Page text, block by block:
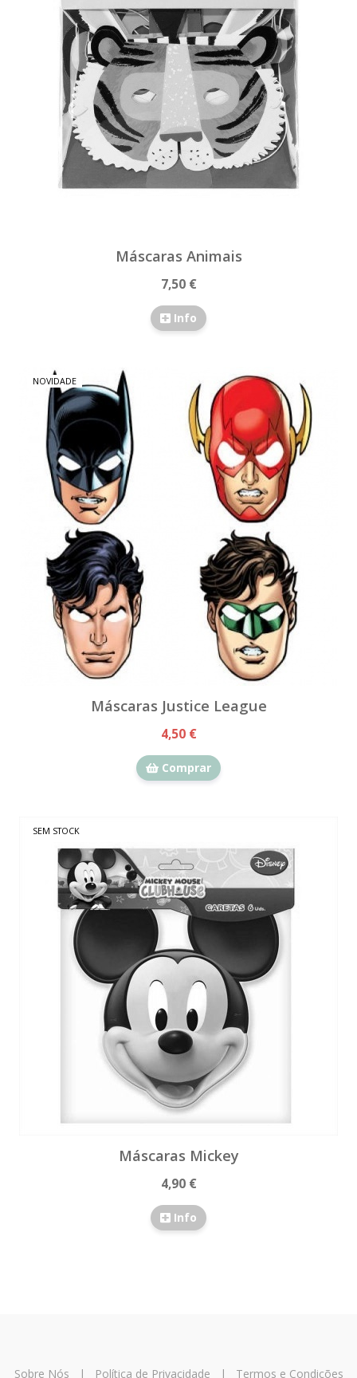
Máscaras Animais
7,50 €
Info
NOVIDADE
Máscaras Justice League
4,50 €
Comprar
SEM STOCK
Máscaras Mickey
4,90 €
Info
Sobre Nós | Política de Privacidade | Termos e Condições